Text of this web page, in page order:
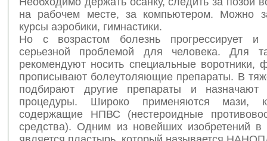
на рабочем месте, за компьютером. Можно
курсы аэробики, гимнастики.
Но с возрастом болезнь прогрессирует и
серьезной проблемой для человека. Для
рекомендуют носить специальные воротники,
прописывают болеутоляющие препараты. В
подбирают другие препараты и назначают
процедуры. Широко применяются мази,
содержащие НПВС (нестероидные
средства). Одним из новейших изобретений в